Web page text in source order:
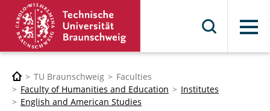
Menu
TU Braunschweig
Faculties
Faculty of Humanities and Education
Institutes
English and American Studies